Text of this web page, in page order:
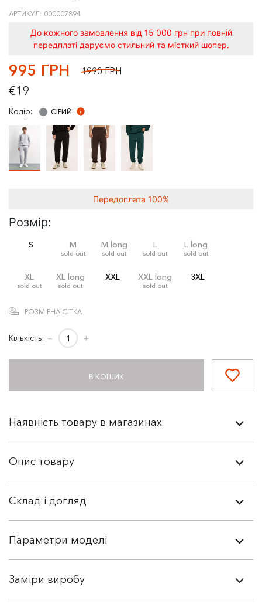
АРТИКУЛ: 000007894
До кожного замовлення від 15 000 грн при повній
передплаті даруємо стильний та місткий шопер.
995 ГРН 1990 ГРН
€19
Колір: СIРИЙ
Передоплата 100%
Розмір:
S M
sold out
M long
sold out
L
sold out
L long
sold out
XL
sold out
XL long
sold out
XXL XXL long
sold out
3XL
РОЗМІРНА СІТКА
Кількість: − +
В КОШИК
Наявність товару в магазинах
Опис товару
Склад і догляд
Параметри моделі
Заміри виробу